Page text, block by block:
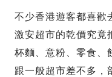
不少香港遊客都喜歡
激安超市的乾價究竟
杯麵、意粉、零食、
跟一般超市差不多，